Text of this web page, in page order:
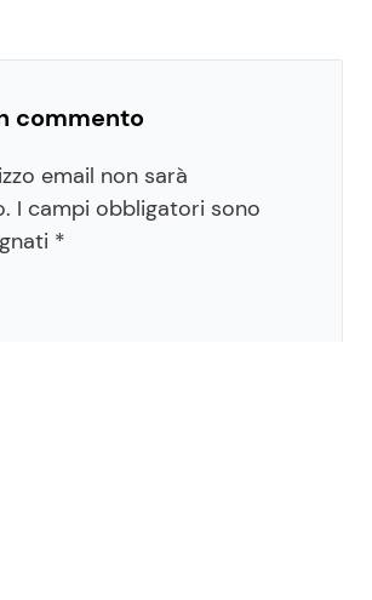
commento
email non sarà
I campi obbligatori sono
*